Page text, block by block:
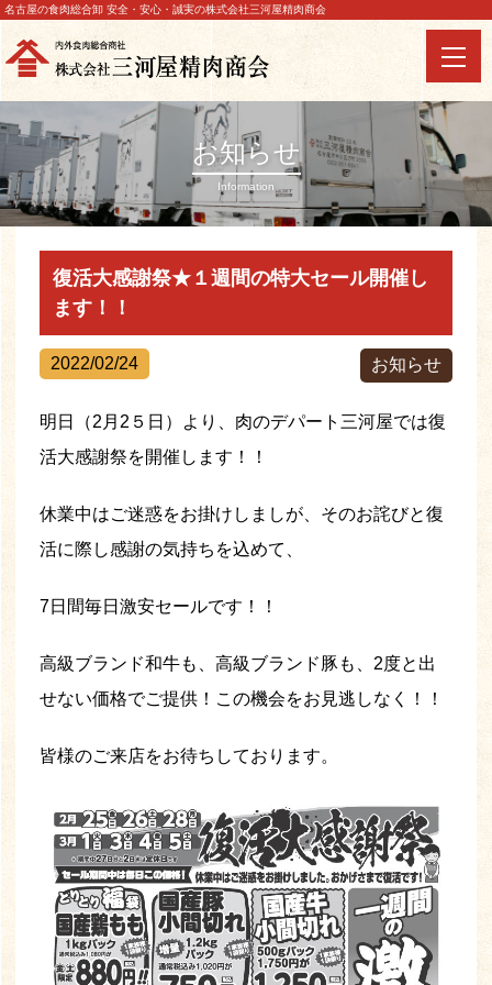
名古屋の食肉総合卸 安全・安心・誠実の株式会社三河屋精肉商会
お知らせ
Information
復活大感謝祭★１週間の特大セール開催し
ます！！
2022/02/24 お知らせ
明日（2月2５日）より、肉のデパート三河屋では復
活大感謝祭を開催します！！
休業中はご迷惑をお掛けしましが、そのお詫びと復
活に際し感謝の気持ちを込めて、
7日間毎日激安セールです！！
高級ブランド和牛も、高級ブランド豚も、2度と出
せない価格でご提供！この機会をお見逃しなく！！
皆様のご来店をお待ちしております。